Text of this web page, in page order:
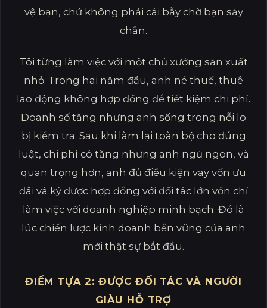
vệ bạn, chứ không phải cái bẫy chờ bạn sảy
chân.
Tôi từng làm việc với một chủ xưởng sản xuất
nhỏ. Trong hai năm đầu, anh né thuế, thuê
lao động không hợp đồng để tiết kiệm chi phí.
Doanh số tăng nhưng anh sống trong nỗi lo
bị kiểm tra. Sau khi làm lại toàn bộ cho đúng
luật, chi phí có tăng nhưng anh ngủ ngon, và
quan trọng hơn, anh đủ điều kiện vay vốn ưu
đãi và ký được hợp đồng với đối tác lớn vốn chỉ
làm việc với doanh nghiệp minh bạch. Đó là
lúc chiến lược kinh doanh bền vững của anh
mới thật sự bắt đầu.
ĐIỂM TỰA 2: ĐƯỢC ĐỐI TÁC VÀ NGƯỜI
GIÀU HỖ TRỢ